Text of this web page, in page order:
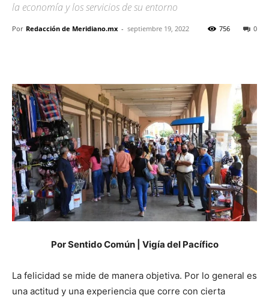
la economía y los servicios de su entorno
Por Redacción de Meridiano.mx - septiembre 19, 2022 0
756
Por Sentido Común | Vigía del Pacífico
La felicidad se mide de manera objetiva. Por lo general es
una actitud y una experiencia que corre con cierta